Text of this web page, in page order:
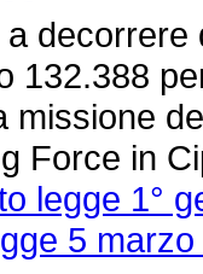
132.388
missione
Force in
legge 1°
5